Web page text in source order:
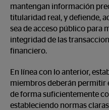
mantengan información
titularidad real, y defiende,
sea de acceso público para
integridad de las
financiero.
En línea con lo anterior,
miembros deberán permitir
de forma suficientemente
estableciendo normas